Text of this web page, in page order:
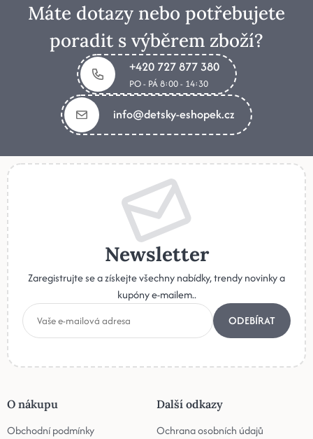
Máte dotazy nebo potřebujete
poradit s výběrem zboží?
+420 727 877 380
PO - PÁ 8:00 - 14:30
info@detsky-eshopek.cz
Newsletter
Zaregistrujte se a získejte všechny nabídky, trendy novinky a
kupóny e-mailem..
ODEBÍRAT
O nákupu
Obchodní podmínky
Další odkazy
Ochrana osobních údajů